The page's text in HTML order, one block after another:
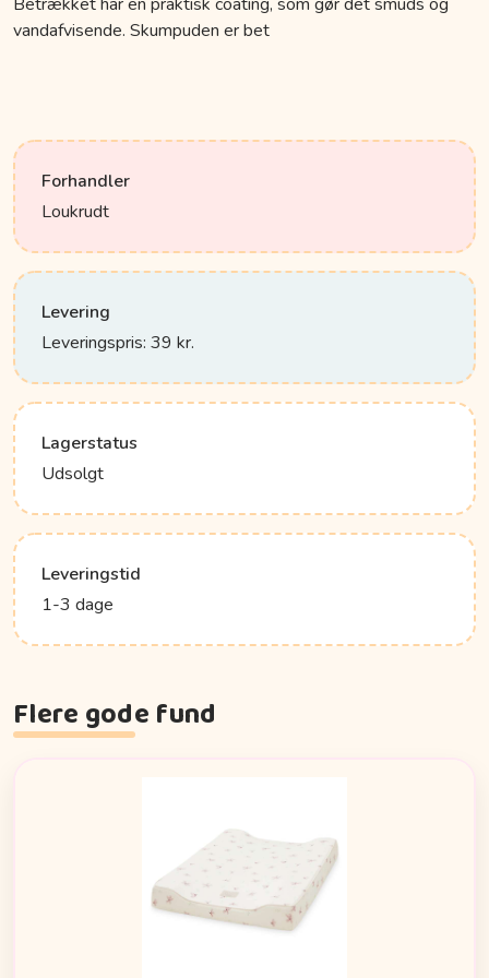
vandafvisende. Skumpuden er bet
Forhandler
Loukrudt
Levering
Leveringspris: 39 kr.
Lagerstatus
Udsolgt
Leveringstid
1-3 dage
Flere gode fund